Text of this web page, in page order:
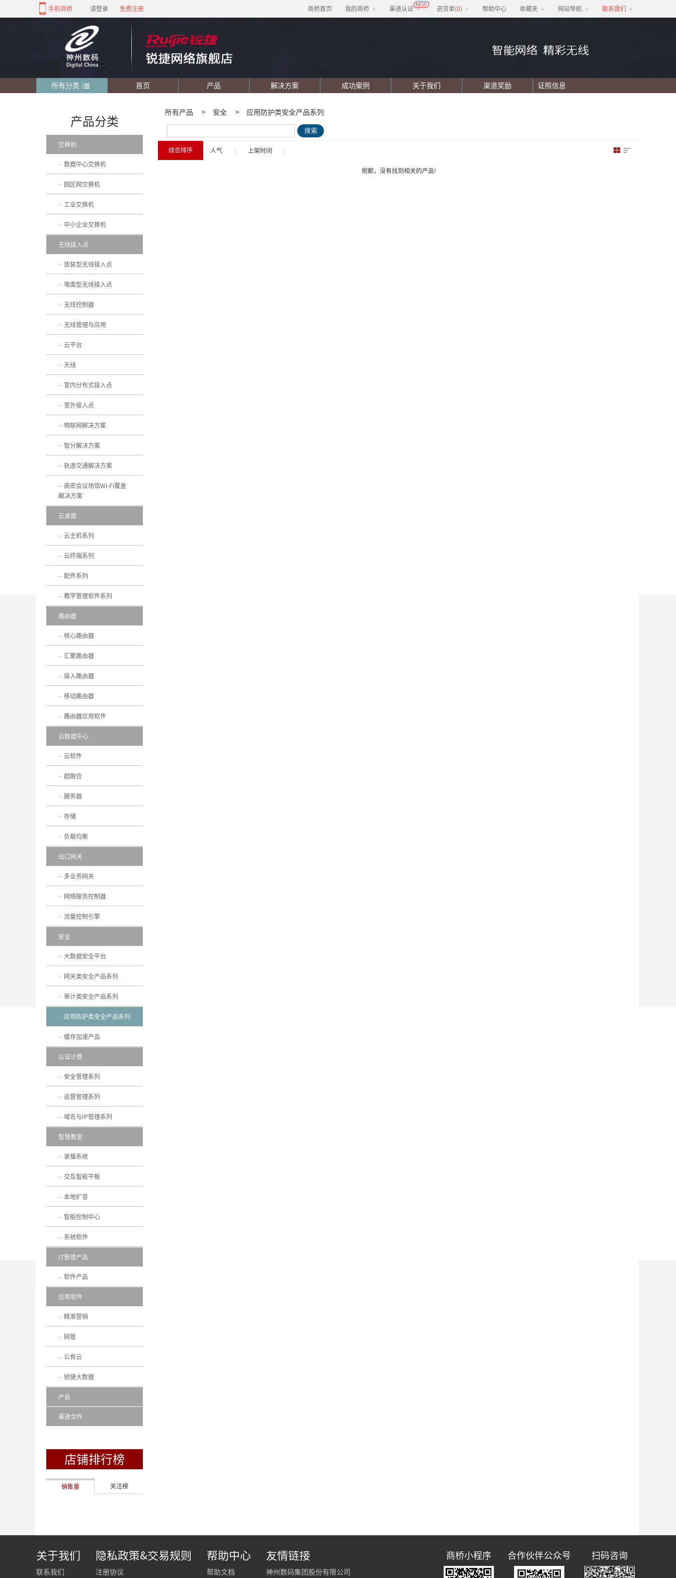
手机商桥 请登录 免费注册 商桥首页 我的商桥 渠道认证 进货单(0) 帮助中心 收藏夹 网站导航 联系我们
所有分类 首页 产品 解决方案 成功案例 关于我们 渠道奖励 证照信息
所有产品 > 安全 > 应用防护类安全产品系列
搜索
综合排序 人气 上架时间
抱歉，没有找到相关的产品!
产品分类
交换机
数据中心交换机
园区网交换机
工业交换机
中小企业交换机
无线接入点
放装型无线接入点
墙面型无线接入点
无线控制器
无线管理与应用
云平台
天线
室内分布式接入点
室外接入点
物联网解决方案
智分解决方案
轨道交通解决方案
高密会议场馆Wi-Fi覆盖
解决方案
云桌面
云主机系列
云终端系列
配件系列
教学管理软件系列
路由器
核心路由器
汇聚路由器
接入路由器
移动路由器
路由器应用软件
云数据中心
云软件
超融合
服务器
存储
负载均衡
出口网关
多业务网关
网络服务控制器
流量控制引擎
安全
大数据安全平台
网关类安全产品系列
审计类安全产品系列
应用防护类安全产品系列
缓存加速产品
认证计费
安全管理系列
运营管理系列
域名与IP管理系列
智慧教室
录播系统
交互智能平板
本地扩音
智能控制中心
系统软件
IT管理产品
软件产品
应用软件
精准营销
网管
公有云
锐捷大数据
产品
渠道合作
店铺排行榜
销售量 关注榜
关于我们
联系我们
隐私政策&交易规则
注册协议
帮助中心
帮助文档
友情链接
神州数码集团股份有限公司
扫码咨询
合作伙伴公众号
商桥小程序